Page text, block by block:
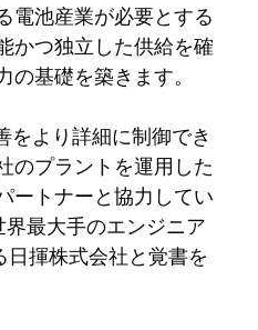
電池産業が必要とする
かつ独立した供給を確
基礎を築きます。
をより詳細に制御でき
のプラントを運用した
ートナーと協力してい
最大手のエンジニア
日揮株式会社と覚書を